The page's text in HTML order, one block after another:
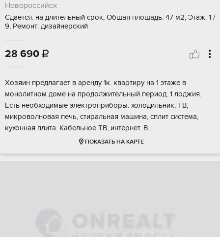
Новороссийск
Сдается: на длительный срок, Общая площадь: 47 м2, Этаж: 1 /
9, Ремонт: дизайнерский
28 690 
Хозяин предлагает в аренду 1к. квартиру на 1 этаже в
монолитном доме на продолжительный период. 1 лоджия.
Есть необходимые электроприборы: холодильник, ТВ,
микроволновая печь, стиральная машина, сплит система,
кухонная плита. Кабельное ТВ, интернет. В...
ПОКАЗАТЬ НА КАРТЕ